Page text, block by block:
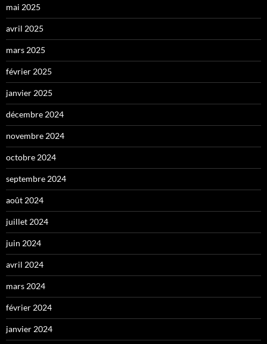
mai 2025
avril 2025
mars 2025
février 2025
janvier 2025
décembre 2024
novembre 2024
octobre 2024
septembre 2024
août 2024
juillet 2024
juin 2024
avril 2024
mars 2024
février 2024
janvier 2024